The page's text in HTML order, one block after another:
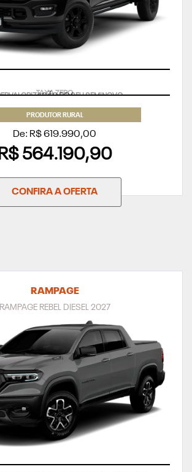
PRODUTOR RURAL
De: R$ 619.990,00
R$ 564.190,90
CONFIRA A OFERTA
RAMPAGE
RAMPAGE REBEL DIESEL 2027